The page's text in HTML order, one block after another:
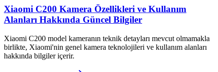
Xiaomi C200 Kamera Özellikleri ve Kullanım
Alanları Hakkında Güncel Bilgiler
Xiaomi C200 model kameranın teknik detayları mevcut olmamakla
birlikte, Xiaomi'nin genel kamera teknolojileri ve kullanım alanları
hakkında bilgiler içerir.